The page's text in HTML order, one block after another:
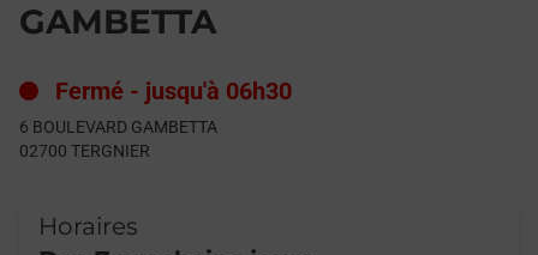
GAMBETTA
Fermé - jusqu'à 06h30
6 BOULEVARD GAMBETTA
02700 TERGNIER
Horaires